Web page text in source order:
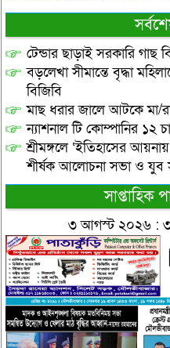
টেন্ডার ছাড়াই সরকারি গাছ
বড়লেখা সীমান্তে বৃদ্ধা
বিজিবি
মাছ ধরার জালে আটকে
ন্যাশনাল টি কোম্পানির ১২
শ্রীমঙ্গলে ‘ইতিহাসের
শীর্ষক আলোচনা সভা ও যুব
সাপ্তাহিক
৩ আগস্ট ২০২৬ :